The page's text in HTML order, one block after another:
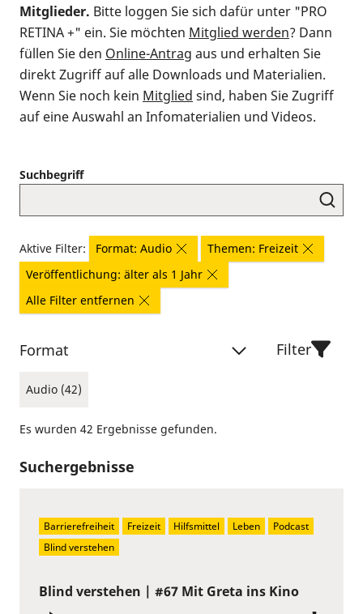
Mitglieder. Bitte loggen Sie sich dafür unter "PRO
RETINA +" ein. Sie möchten Mitglied werden? Dann
füllen Sie den Online-Antrag aus und erhalten Sie
direkt Zugriff auf alle Downloads und Materialien.
Wenn Sie noch kein Mitglied sind, haben Sie Zugriff
auf eine Auswahl an Infomaterialien und Videos.
Suchbegriff
Aktive Filter: Format: Audio
Themen: Freizeit
Veröffentlichung: älter als 1 Jahr
Alle Filter entfernen
Format
Audio (42)
Filter
Es wurden 42 Ergebnisse gefunden.
Suchergebnisse
Blind verstehen | #67 Mit Greta ins Kino
Barrierefreiheit Freizeit Hilfsmittel Leben
Podcast
Blind verstehen